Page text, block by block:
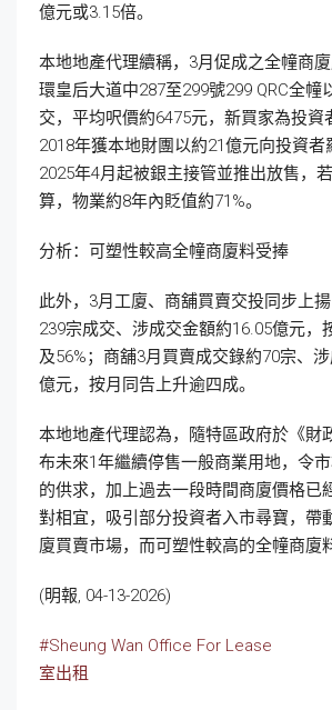
億元或3.15倍。
本地地產代理續稱，3月促成之全幢商
環皇后大道中287至299號299 QRC全幢
交，平均呎價約6475元，新買家為投資
2018年獲本地財團以約21億元向投資者
2025年4月起被銀主接管並推出放售，
算，物業約8年內貶值約71%。
分析：可塑性較高全幢商廈料受捧
此外，3月工廈、商舖買賣交投同步上
239宗成交、涉成交金額約16.05億元，
及56%；商舖3月買賣成交錄約70宗、
億元，按月同告上升逾四成。
本地地產代理認為，隨特區政府於《財
布未來1年繼續停售一般商業用地，令
的供求，加上過去一段時間商廈價格已
對相宜，吸引部分投資者入市尋寶，帶
廈買賣市場，而可塑性較高的全幢商廈
(明報, 04-13-2026)
#Sheung Wan Office For Lease
室出租